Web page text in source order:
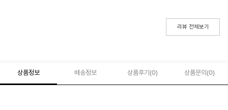
리뷰 전체보기
상품정보 배송정보 상품후기(0) 상품문의 (0)